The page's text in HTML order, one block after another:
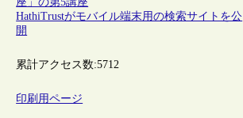
HathiTrustがモバイル端末用の検索サイトを公
開
累計アクセス数:5712
印刷用ページ